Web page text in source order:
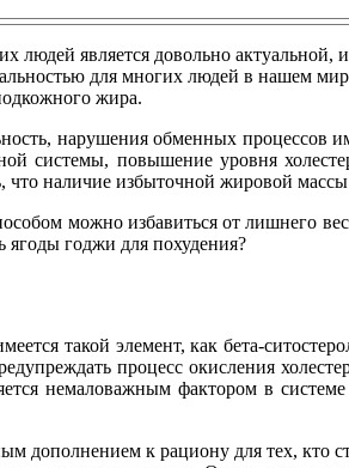
является довольно
для многих людей в нашем
жира.
нарушения обменных
системы, повышение уровня
что наличие избыточной жировой
можно избавиться от лишнего
годжи для похудения?
такой элемент, как бета-
процесс окисления
немаловажным фактором в
дополнением к рациону для тех, кто